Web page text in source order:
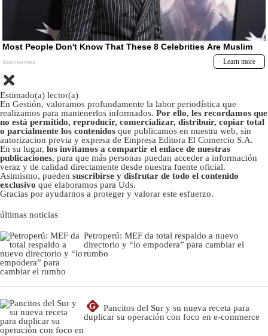
Estimado(a) lector(a)
En Gestión, valoramos profundamente la labor periodística que
realizamos para mantenerlos informados. Por ello, les recordamos que
no está permitido, reproducir, comercializar, distribuir, copiar total
o parcialmente los contenidos que publicamos en nuestra web, sin
autorizacion previa y expresa de Empresa Editora El Comercio S.A.
En su lugar, los invitamos a compartir el enlace de nuestras
publicaciones, para que más personas puedan acceder a información
veraz y de calidad directamente desde nuestra fuente oficial.
Asimismo, pueden suscribirse y disfrutar de todo el contenido
exclusivo que elaboramos para Uds.
Gracias por ayudarnos a proteger y valorar este esfuerzo.
últimas noticias
Petroperú: MEF da total respaldo a nuevo
directorio y “lo empodera” para cambiar el
rumbo
G
Pancitos del Sur y su nueva receta para
duplicar su operación con foco en e-commerce